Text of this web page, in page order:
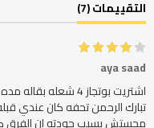
التقييمات (7)
aya saad